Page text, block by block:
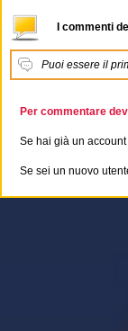
I commenti
Puoi essere il
Per commentare
Se hai già un account
Se sei un nuovo